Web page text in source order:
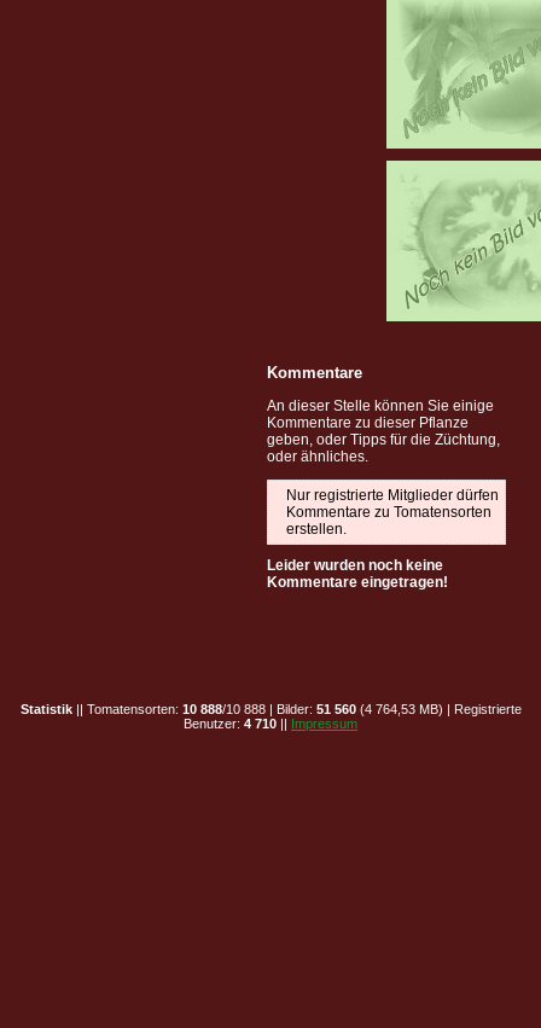
Kommentare
An dieser Stelle können Sie einige
Kommentare zu dieser Pflanze
geben, oder Tipps für die Züchtung,
oder ähnliches.
Nur registrierte Mitglieder dürfen
Kommentare zu Tomatensorten
erstellen.
Leider wurden noch keine
Kommentare eingetragen!
Statistik|| Tomatensorten: 10 888/10 888 | Bilder: 51 560(4 764,53 MB) | Registrierte
Benutzer: 4 710 || Impressum